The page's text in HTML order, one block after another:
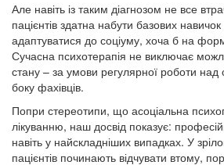
Але навіть із таким діагнозом не все
пацієнтів здатна набути базових
адаптуватися до соціуму, хоча б на
Сучасна психотерапія не виключає
стану – за умови регулярної роботи над
боку фахівців.
Попри стереотипи, що асоціальна
лікуванню, наш досвід показує:
навіть у найскладніших випадках. У
пацієнтів починають відчувати втому,